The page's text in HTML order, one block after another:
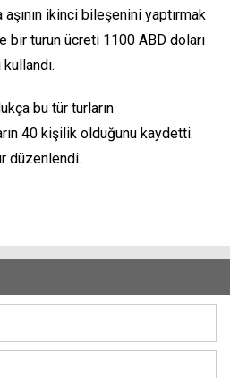
ikinci bileşenini yaptırmak
bir turun ücreti 1100 ABD doları
bu tür turların
40 kişilik olduğunu kaydetti.
düzenlendi.